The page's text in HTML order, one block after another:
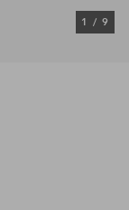
1 / 9